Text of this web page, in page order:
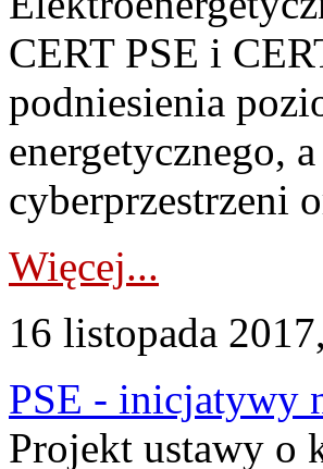
CERT PSE i
podniesienia
energetycznego,
cyberprzestrzeni
Więcej...
16 listopada
PSE - inicjatywy
Projekt ustawy o